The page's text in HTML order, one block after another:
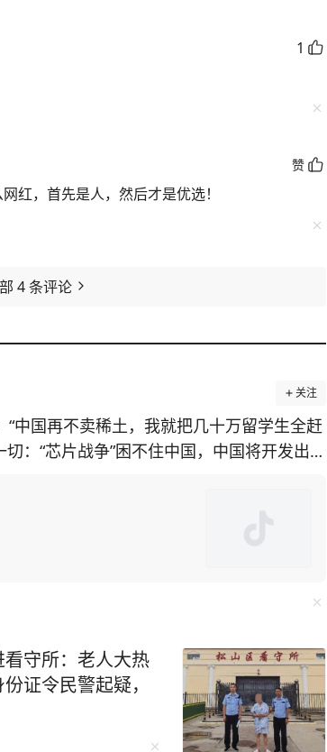
1
赞
红，首先是人，然后才是优选！
4条评论
关注
中国再不卖稀土，我就把几十万留学生全赶
：“芯片战争”困不住中国，中国将开发出自
筹码，施压中
管制便让F-35战机生产线告急。而“一带一
动荡中稳如磐石。 还有无人机碾
航展上展示的无人机航母、机器狗作战群，
守所：老人大热
证令民警起疑，